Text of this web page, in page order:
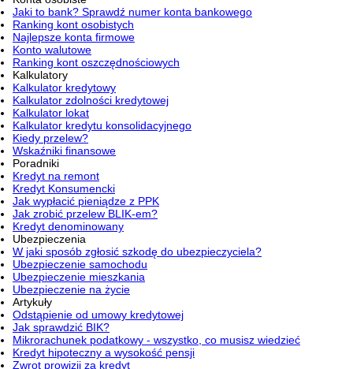
Jaki to bank? Sprawdź numer konta bankowego
Ranking kont osobistych
Najlepsze konta firmowe
Konto walutowe
Ranking kont oszczędnościowych
Kalkulatory
Kalkulator kredytowy
Kalkulator zdolności kredytowej
Kalkulator lokat
Kalkulator kredytu konsolidacyjnego
Kiedy przelew?
Wskaźniki finansowe
Poradniki
Kredyt na remont
Kredyt Konsumencki
Jak wypłacić pieniądze z PPK
Jak zrobić przelew BLIK-em?
Kredyt denominowany
Ubezpieczenia
W jaki sposób zgłosić szkodę do ubezpieczyciela?
Ubezpieczenie samochodu
Ubezpieczenie mieszkania
Ubezpieczenie na życie
Artykuły
Odstąpienie od umowy kredytowej
Jak sprawdzić BIK?
Mikrorachunek podatkowy - wszystko, co musisz wiedzieć
Kredyt hipoteczny a wysokość pensji
Zwrot prowizji za kredyt